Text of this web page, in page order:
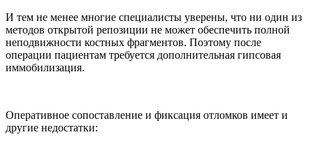
И тем не менее многие специалисты уверены, что ни один из
методов открытой репозиции не может обеспечить полной
неподвижности костных фрагментов. Поэтому после
операции пациентам требуется дополнительная гипсовая
иммобилизация.
Оперативное сопоставление и фиксация отломков имеет и
другие недостатки: